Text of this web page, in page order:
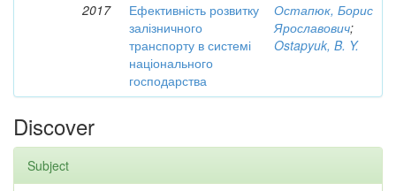
2017
Ефективність розвитку
залізничного
транспорту в системі
національного
господарства
Остапюк, Борис
Ярославович;
Ostapyuk, B. Y.
Discover
Subject